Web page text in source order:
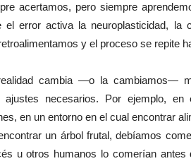
acertamos, pero siempre
el error activa la neuroplasticidad, la
y el proceso se repite
cambia —o la cambiamos—
ajustes necesarios. Por ejemplo,
en un entorno en el cual encontrar
un árbol frutal, debíamos
u otros humanos lo comerían